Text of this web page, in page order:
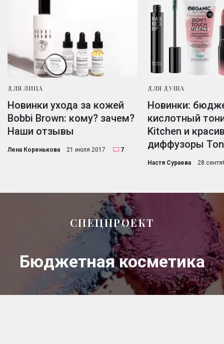
ДЛЯ ЛИЦА
Новинки ухода за кожей
Bobbi Brown: кому? зачем?
Наши отзывы
Лена Коренькова 21 июля 2017 7
ДЛЯ ДУША
Новинки:
кислотный
Kitchen и
диффузоры
Настя Сураева 28
СПЕЦПРОЕКТ
Бюджетная косметика